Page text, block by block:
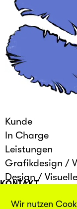
Kunde
In Charge
Leistungen
Grafikdesign /
Design /
Wir nutzen
KONTAKT